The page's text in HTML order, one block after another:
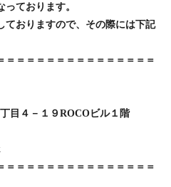
ております。
ておりますので、その際には下記
＝＝＝＝＝＝＝＝＝＝＝＝＝＝＝
目４－１９ROCOビル１階
＝＝＝＝＝＝＝＝＝＝＝＝＝＝＝